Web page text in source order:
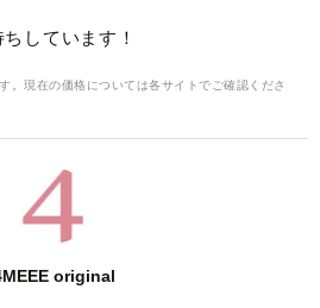
しています！
。現在の価格については各サイトでご確認くださ
original